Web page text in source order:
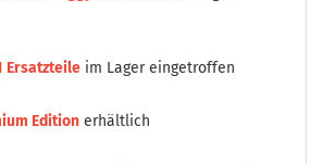
Ersatzteile im Lager eingetroffen
Edition erhältlich